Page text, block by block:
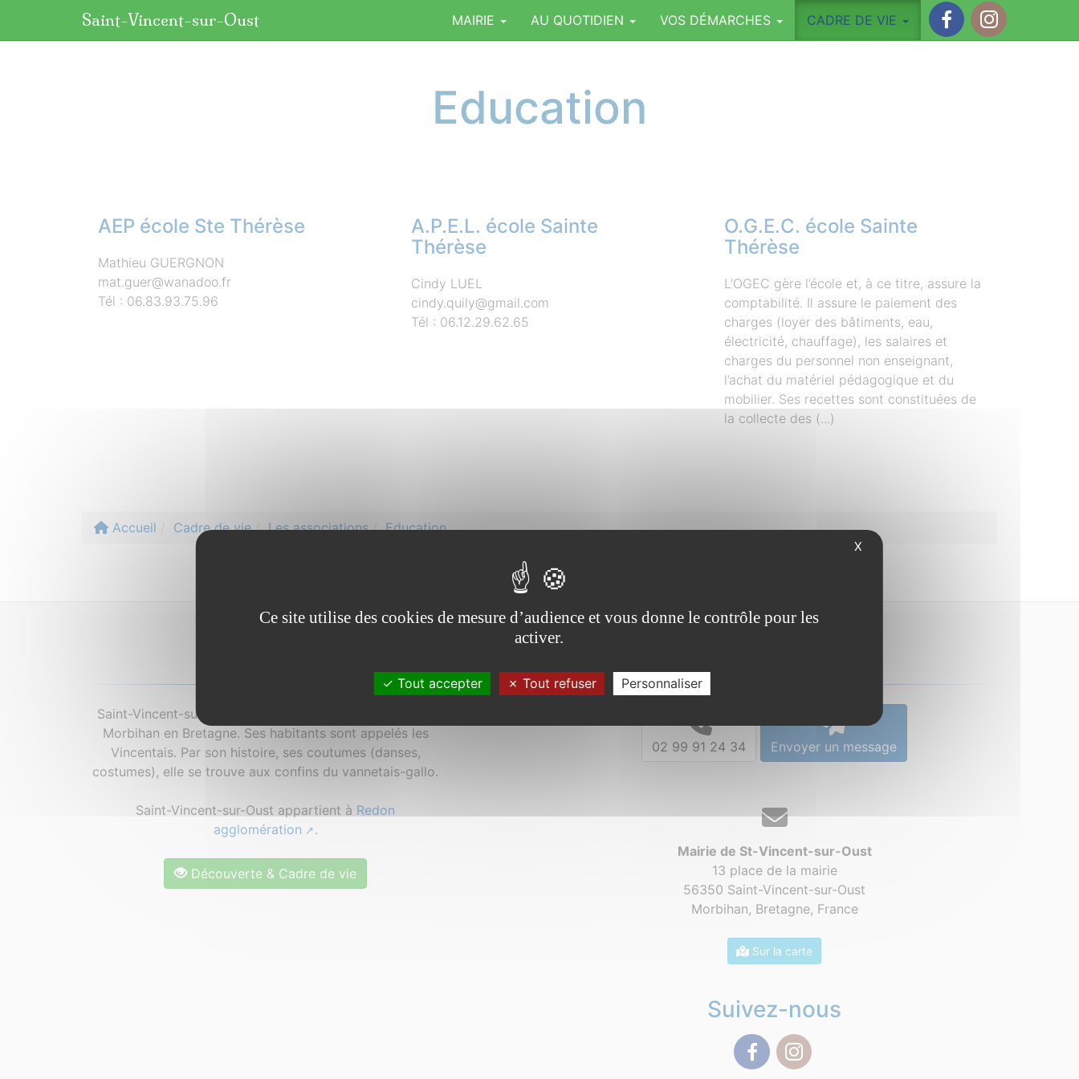
Saint-Vincent-sur-Oust MAIRIE AU QUOTIDIEN VOS DÉMARCHES
CADRE DE VIE
Education
AEP école Ste Thérèse
Mathieu GUERGNON
mat.guer@wanadoo.fr
Tél : 06.83.93.75.96
A.P.E.L. école Sainte
Thérèse
Cindy LUEL
cindy.quily@gmail.com
Tél : 06.12.29.62.65
O.G.E.C. école Sainte
Thérèse
L’OGEC gère l’école et, à ce titre, assure la
comptabilité. Il assure le paiement des
charges (loyer des bâtiments, eau,
électricité, chauffage), les salaires et
charges du personnel non enseignant,
l’achat du matériel pédagogique et du
mobilier. Ses recettes sont constituées de
la collecte des (...)
Accueil Cadre de vie Les associations Education
Saint-Vincent-sur-Oust est une commune située dans le
Morbihan en Bretagne. Ses habitants sont appelés les
Vincentais. Par son histoire, ses coutumes (danses,
costumes), elle se trouve aux confins du vannetais-gallo.
Saint-Vincent-sur-Oust appartient à Redon
agglomération
.
Découverte & Cadre de vie
02 99 91 24 34 Envoyer un message
Mairie de St-Vincent-sur-Oust
13 place de la mairie
56350 Saint-Vincent-sur-Oust
Morbihan, Bretagne, France
Sur la carte
Suivez-nous
Panneau de gestion des cookies
X
Ce site utilise des cookies de mesure d’audience et vous donne le contrôle pour les
activer.
Tout accepter Tout refuser Personnaliser